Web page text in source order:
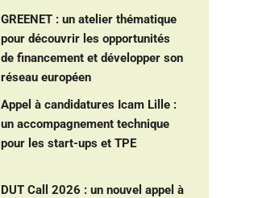
GREENET : un atelier thématique
pour découvrir les opportunités
de financement et développer son
réseau européen
Appel à candidatures Icam Lille :
un accompagnement technique
pour les start-ups et TPE
DUT Call 2026 : un nouvel appel à